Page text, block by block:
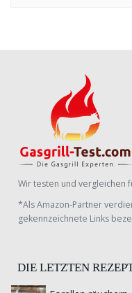
Wir testen und vergleichen
*Als Amazon-Partner
gekennzeichnete Links
DIE LETZTEN